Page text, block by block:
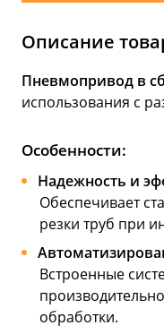
Описание
Пневмопривод в
использования с
Особенности:
Надежность и
Обеспечивает
резки труб при
Встроенные
обработки.